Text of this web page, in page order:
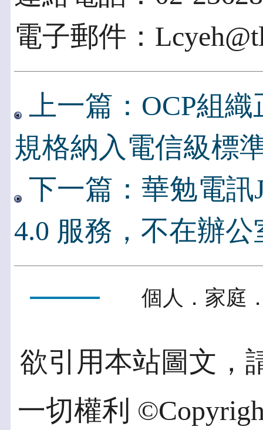
電子郵件：
上一篇：OCP組
規格納入電信級標
下一篇：華勉電
4.0 服務，不在辦
個人．家庭
欲引用本站圖文，
一切權利